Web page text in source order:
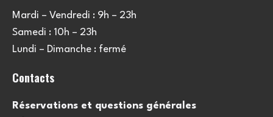
Mardi – Vendredi : 9h – 23h
Samedi : 10h – 23h
Lundi – Dimanche : fermé
Contacts
Réservations et questions générales